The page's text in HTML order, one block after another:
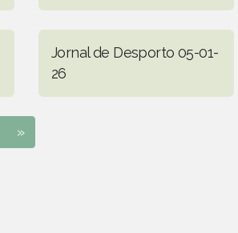
Jornal de Desporto 05-01-
26
»